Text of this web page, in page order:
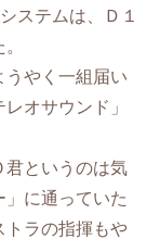
ステムは、Ｄ１
やく一組届い
オサウンド」
というのは気
に通っていた
トラの指揮もや